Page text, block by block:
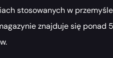
stosowanych w
znajduje się ponad